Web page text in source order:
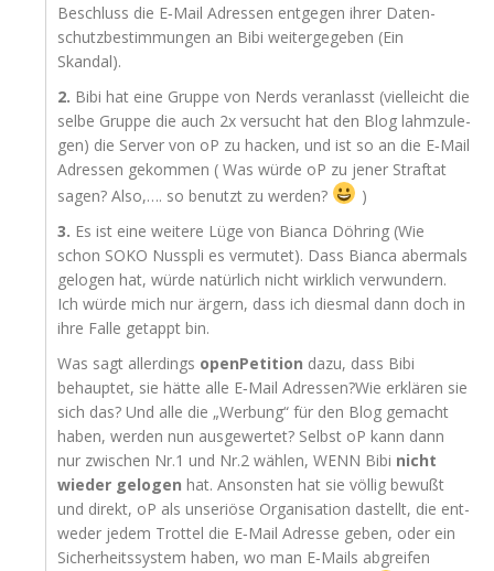
Beschluss die E‑Mail Adres­sen ent­ge­gen ihrer Daten­
schutz­be­stim­mun­gen an Bibi wei­ter­ge­ge­ben (Ein
Skandal).
2. Bibi hat eine Grup­pe von Nerds ver­an­lasst (viel­leicht die
sel­be Grup­pe die auch 2x ver­sucht hat den Blog lahm­zu­le­
gen) die Ser­ver von oP zu hacken, und ist so an die E‑Mail
Adres­sen gekom­men ( Was wür­de oP zu jener Straf­tat
sagen? Also,…. so benutzt zu werden?
)
3. Es ist eine wei­te­re Lüge von Bian­ca Döh­ring (Wie
schon SOKO Nus­spli es ver­mu­tet). Dass Bian­ca aber­mals
gelo­gen hat, wür­de natür­lich nicht wirk­lich ver­wun­dern.
Ich wür­de mich nur ärgern, dass ich dies­mal dann doch in
ihre Fal­le getappt bin.
Was sagt aller­dings open­Pe­ti­ti­on dazu, dass Bibi
behaup­tet, sie hät­te alle E‑Mail Adressen?Wie erklä­ren sie
sich das? Und alle die „Wer­bung“ für den Blog gemacht
haben, wer­den nun aus­ge­wer­tet? Selbst oP kann dann
nur zwi­schen Nr.1 und Nr.2 wäh­len, WENN Bibi nicht
wie­der gelo­gen hat. Ansons­ten hat sie völ­lig bewußt
und direkt, oP als unse­riö­se Orga­ni­sa­ti­on dastellt, die ent­
we­der jedem Trot­tel die E‑Mail Adres­se geben, oder ein
Sicher­heits­sys­tem haben, wo man E‑Mails abgrei­fen